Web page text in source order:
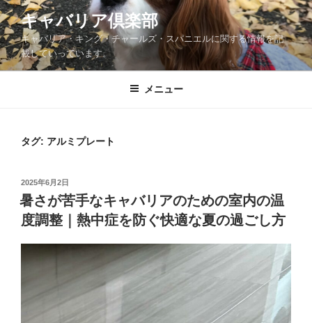
コ
ン
テ
ン
ツ
キャバリア倶楽部
キャバリア・キング・チャールズ・スパニエルに関する情報を記
載していっています。
メニュー
タグ: アルミプレート
投
稿
日:
2025年6月2日
暑さが苦手なキャバリアのための室内の温
度調整｜熱中症を防ぐ快適な夏の過ごし方